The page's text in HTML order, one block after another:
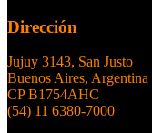
Dirección
Jujuy 3143, San Justo
Buenos Aires, Argentina
CP B1754AHC
(54) 11 6380-7000